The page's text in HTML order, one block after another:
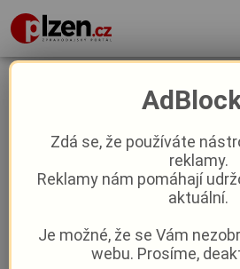
Prezident Zeman je v
můj pokyn, uvedl
10. 10. 2021|
Zdá se, že používáte
reklamy.
Reklamy nám pomáhají
aktuální.
Je možné, že se Vám
webu. Prosíme,